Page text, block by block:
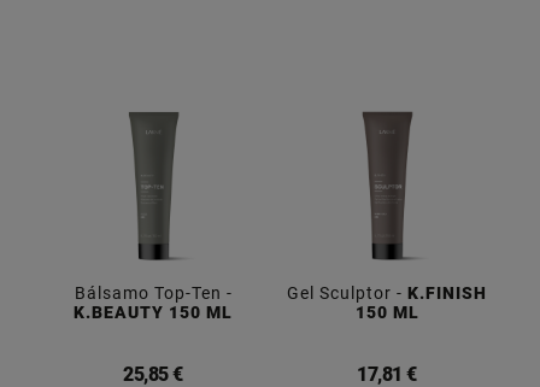
Bálsamo Top-Ten -
K.BEAUTY 150 ML
25,85 €
Gel Sculptor - K.FINISH
150 ML
17,81 €